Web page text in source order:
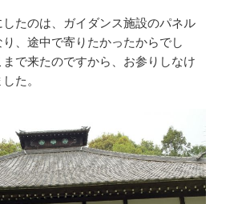
たのは、ガイダンス施設のパネル
、途中で寄りたかったからでし
で来たのですから、お参りしなけ
た。